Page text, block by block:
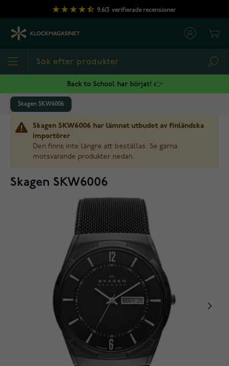
Hoppa till innehållet
9,613 verifierade recensioner
Back to School har börjat! 👉
Skagen SKW6006
Skagen SKW6006 har lämnat utbudet av finländska
importörer
Den finns inte längre att beställas. Se gärna
motsvarande produkter nedan.
Skagen SKW6006